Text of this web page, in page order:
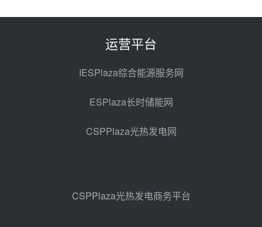
规模化助力构建绿色低碳电力供给
架协议项目中标候选人公示
350MW光热大基地建设提速！哈
锅中标格尔木项目蒸汽发生系统
前天 08-04 09:54
前天 08-04 09:27
运营平台
IESPlaza综合能源服务网
ESPlaza长时储能网
CSPPlaza光热发电网
CSPPlaza光热发电商务平台